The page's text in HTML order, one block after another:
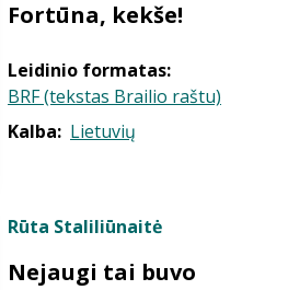
Fortūna, kekše!
Leidinio formatas:
BRF (tekstas Brailio raštu)
Kalba: Lietuvių
Rūta Staliliūnaitė
Nejaugi tai buvo